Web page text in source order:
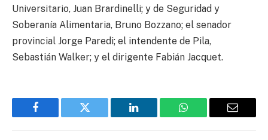
Universitario, Juan Brardinelli; y de Seguridad y
Soberanía Alimentaria, Bruno Bozzano; el senador
provincial Jorge Paredi; el intendente de Pila,
Sebastián Walker; y el dirigente Fabián Jacquet.
Facebook Twitter LinkedIn WhatsApp Email